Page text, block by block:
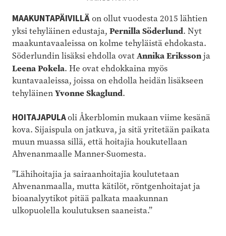
MAAKUNTAPÄIVILLÄon ollut vuodesta 2015 lähtien
yksi tehyläinen edustaja, Pernilla Söderlund. Nyt
maakuntavaaleissa on kolme tehyläistä ehdokasta.
Söderlundin lisäksi ehdolla ovatAnnika Erikssonja
Leena Pokela. He ovat ehdokkaina myös
kuntavaaleissa, joissa on ehdolla heidän lisäkseen
tehyläinenYvonne Skaglund.
HOITAJAPULAoli Åkerblomin mukaan viime kesänä
kova. Sijaispula on jatkuva, ja sitä yritetään paikata
muun muassa sillä, että hoitajia houkutellaan
Ahvenanmaalle Manner-Suomesta.
”Lähihoitajia ja sairaanhoitajia koulutetaan
Ahvenanmaalla, mutta kätilöt, röntgenhoitajat ja
bioanalyytikot pitää palkata maakunnan
ulkopuolella koulutuksen saaneista.”